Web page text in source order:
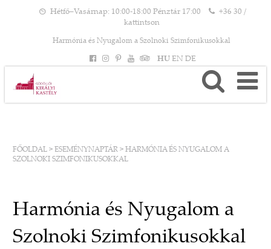
Hétfő–Vasárnap: 10:00-18:00 Pénztár 17:00
+36 30 /
kattintson
Harmónia és Nyugalom a Szolnoki Szimfonikusokkal
HU EN DE
FŐOLDAL > ESEMÉNYNAPTÁR > HARMÓNIA ÉS NYUGALOM A
SZOLNOKI SZIMFONIKUSOKKAL
Harmónia és Nyugalom a
Szolnoki Szimfonikusokkal